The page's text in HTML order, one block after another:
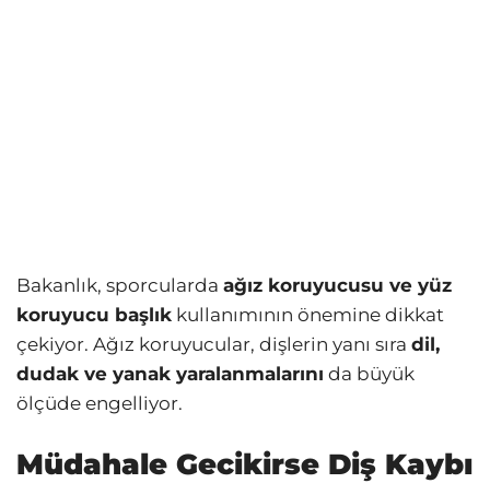
Bakanlık, sporcularda ağız koruyucusu ve yüz
koruyucu başlık kullanımının önemine dikkat
çekiyor. Ağız koruyucular, dişlerin yanı sıra dil,
dudak ve yanak yaralanmalarını da büyük
ölçüde engelliyor.
Müdahale Gecikirse Diş Kaybı